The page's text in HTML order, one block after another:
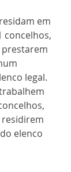
em
concelhos,
legal.
elenco